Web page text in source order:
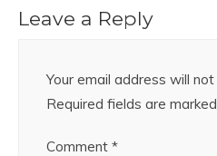
Leave a Reply
Your email address will not
Required fields are marked
Comment *